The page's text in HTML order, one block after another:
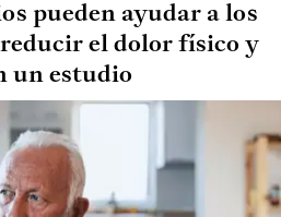
pueden ayudar a los
el dolor físico y
un estudio